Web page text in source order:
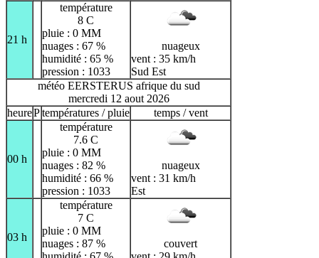
21 h
température
8 C
pluie : 0 MM
nuages : 67 %
humidité : 65 %
pression : 1033
nuageux
vent : 35 km/h
Sud Est
météo EERSTERUS afrique du sud
mercredi 12 aout 2026
heurePtempératures / pluie temps / vent
00 h
température
7.6 C
pluie : 0 MM
nuages : 82 %
humidité : 66 %
pression : 1033
nuageux
vent : 31 km/h
Est
03 h
température
7 C
pluie : 0 MM
nuages : 87 %
couvert